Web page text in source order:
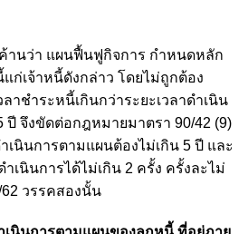
านว่า แผนฟื้นฟูกิจการ กำหนดหลัก
ก่เจ้าหนี้ดังกล่าว โดยไม่ถูกต้อง
าชำระหนี้เกินกว่าระยะเวลาดำเนิน
จึงขัดต่อกฎหมายมาตรา 90/42 (9)
เนินการตามแผนต้องไม่เกิน 5 ปี และ
เนินการได้ไม่เกิน 2 ครั้ง ครั้งละไม่
วรรคสองนั้น